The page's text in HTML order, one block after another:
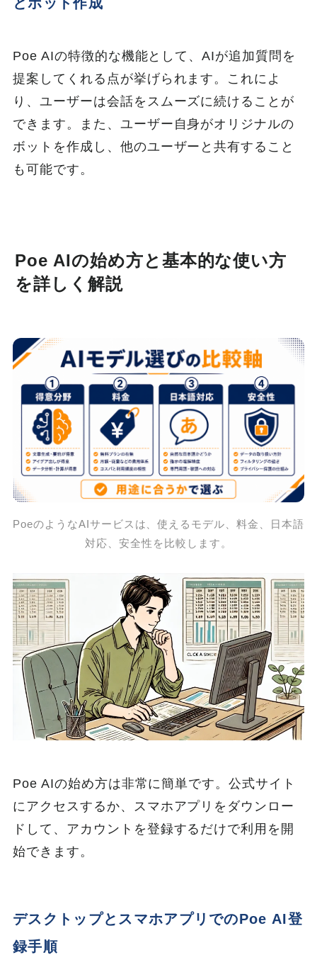
Poe AIの特徴的な機能として、AIが追加質問を
提案してくれる点が挙げられます。これによ
り、ユーザーは会話をスムーズに続けることが
できます。また、ユーザー自身がオリジナルの
ボットを作成し、他のユーザーと共有すること
も可能です。
Poe AIの始め方と基本的な使い方
を詳しく解説
PoeのようなAIサービスは、使えるモデル、料金、日本語
対応、安全性を比較します。
Poe AIの始め方は非常に簡単です。公式サイト
にアクセスするか、スマホアプリをダウンロー
ドして、アカウントを登録するだけで利用を開
始できます。
デスクトップとスマホアプリでのPoe AI登
録手順